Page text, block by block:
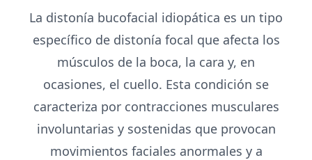
La distonía bucofacial idiopática es un tipo
específico de distonía focal que afecta los
músculos de la boca, la cara y, en
ocasiones, el cuello. Esta condición se
caracteriza por contracciones musculares
involuntarias y sostenidas que provocan
movimientos faciales anormales y a